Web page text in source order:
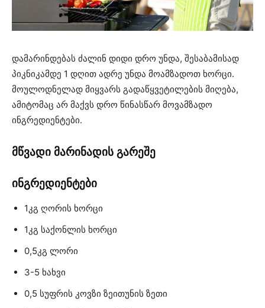
დამარინდებას ძალინ დიდი დრო უნდა, შესაბამისად
პიკნიკამდე 1 დღით ადრე უნდა მოამზადოთ ხორცი.
მოულოდნელად მიყვარს გადაწყვეტილების მიღება,
ამიტომაც არ მაქვს დრო წინასწარ მოვამზადო
ინგრედიენტები.
მწვადი მარინადის გარეშე
ინგრედიენტები
1კგ ღორის ხორცი
1კგ საქონლის ხორცი
0,5კგ ლორი
3-5 ხახვი
0,5 სუფრის კოვზი ზეითუნის ზეთი